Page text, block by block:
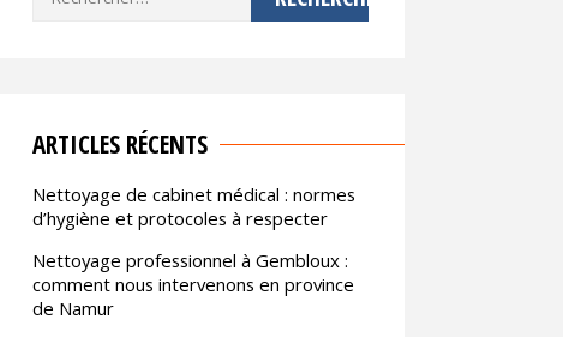
ARTICLES RÉCENTS
Nettoyage de cabinet médical : normes
d’hygiène et protocoles à respecter
Nettoyage professionnel à Gembloux :
comment nous intervenons en province
de Namur